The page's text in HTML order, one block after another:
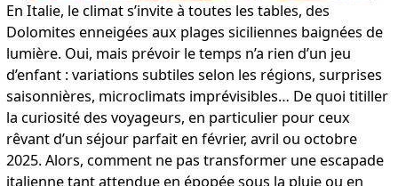
En Italie, le climat s’invite à toutes les tables, des
Dolomites enneigées aux plages siciliennes baignées de
lumière. Oui, mais prévoir le temps n’a rien d’un jeu
d’enfant : variations subtiles selon les régions, surprises
saisonnières, microclimats imprévisibles… De quoi titiller
la curiosité des voyageurs, en particulier pour ceux
rêvant d’un séjour parfait en février, avril ou octobre
2025. Alors, comment ne pas transformer une escapade
italienne tant attendue en épopée sous la pluie ou en